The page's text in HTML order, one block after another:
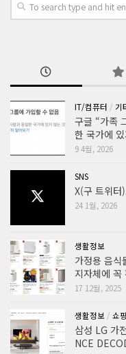
IT/컴퓨터 / 기
구글 “가족
한 국가에
9 4월, 2026
SNS
X(구 트위터
24 1월, 2026
생활정보
가정용 음식
지자체에 꼭
17 12월, 2025
생활정보 / 쇼핑
삼성 LG 가
NCE